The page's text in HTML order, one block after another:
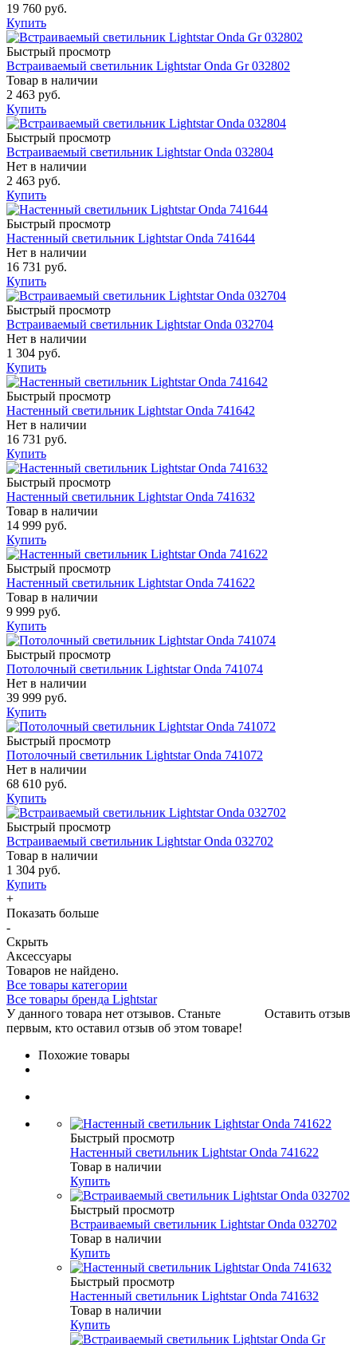
19 760 руб.
Купить
Быстрый просмотр
Встраиваемый светильник Lightstar Onda Gr 032802
Товар в наличии
2 463 руб.
Купить
Быстрый просмотр
Встраиваемый светильник Lightstar Onda 032804
Нет в наличии
2 463 руб.
Купить
Быстрый просмотр
Настенный светильник Lightstar Onda 741644
Нет в наличии
16 731 руб.
Купить
Быстрый просмотр
Встраиваемый светильник Lightstar Onda 032704
Нет в наличии
1 304 руб.
Купить
Быстрый просмотр
Настенный светильник Lightstar Onda 741642
Нет в наличии
16 731 руб.
Купить
Быстрый просмотр
Настенный светильник Lightstar Onda 741632
Товар в наличии
14 999 руб.
Купить
Быстрый просмотр
Настенный светильник Lightstar Onda 741622
Товар в наличии
9 999 руб.
Купить
Быстрый просмотр
Потолочный светильник Lightstar Onda 741074
Нет в наличии
39 999 руб.
Купить
Быстрый просмотр
Потолочный светильник Lightstar Onda 741072
Нет в наличии
68 610 руб.
Купить
Быстрый просмотр
Встраиваемый светильник Lightstar Onda 032702
Товар в наличии
1 304 руб.
Купить
+
Показать больше
-
Скрыть
Аксессуары
Товаров не найдено.
Все товары категории
Все товары бренда Lightstar
Оставить отзыв
У данного товара нет отзывов. Станьте
первым, кто оставил отзыв об этом товаре!
Похожие товары
Быстрый просмотр
Настенный светильник Lightstar Onda 741622
Товар в наличии
Купить
Быстрый просмотр
Встраиваемый светильник Lightstar Onda 032702
Товар в наличии
Купить
Быстрый просмотр
Настенный светильник Lightstar Onda 741632
Товар в наличии
Купить